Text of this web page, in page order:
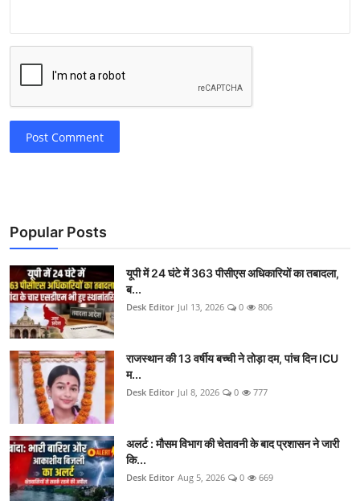
Post Comment
Popular Posts
यूपी में 24 घंटे में 363 पीसीएस अधिकारियों का तबादला,
ब...
Desk Editor Jul 13, 2026 0 806
राजस्थान की 13 वर्षीय बच्ची ने तोड़ा दम, पांच दिन ICU
म...
Desk Editor Jul 8, 2026 0 777
अलर्ट : मौसम विभाग की चेतावनी के बाद प्रशासन ने जारी
कि...
Desk Editor Aug 5, 2026 0 669